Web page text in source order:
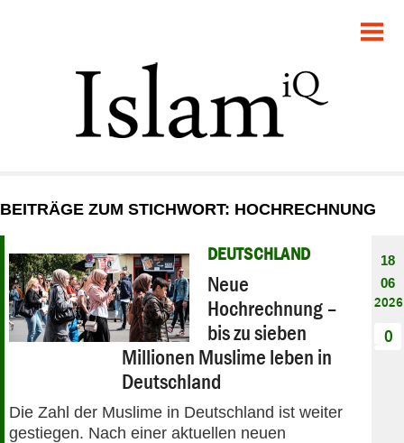
GESELLSCHAFT
STARTSEITE
DEBATTE
PANORAMA
BEITRÄGE ZUM STICHWORT: HOCHRECHNUNG
DEUTSCHLAND
Neue
Hochrechnung –
bis zu sieben
Millionen Muslime leben in
Deutschland
Die Zahl der Muslime in Deutschland ist weiter
gestiegen. Nach einer aktuellen neuen
18
06
2026
0